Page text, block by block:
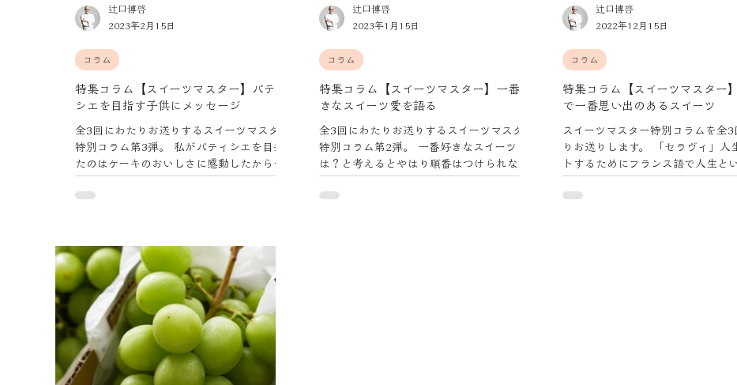
特集コラム【スイーツマスター】パティ
シエを目指す子供にメッセージ
全3回にわたりお送りするスイーツマスター
特別コラム第3弾。 私がパティシエを目指し
たのはケーキのおいしさに感動したからで
人生のターニングポイントなのです。
コラム
辻口博啓
2023年2月15日
特集コラム【スイーツマスター】一番好
きなスイーツ愛を語る
全3回にわたりお送りするスイーツマスター
特別コラム第2弾。 一番好きなスイーツ
は？と考えるとやはり順番はつけられない
により、その時々で人は思考が変化してし
コラム
辻口博啓
2023年1月15日
特集コラム【スイーツマスター
で一番思い出のあるスイーツ
スイーツマスター特別コラムを全3
りお送りします。 「セラヴィ」人
トするためにフランス語で人生と
キでワールドカップの切符を取りに
コラム
辻口博啓
2022年12月15日